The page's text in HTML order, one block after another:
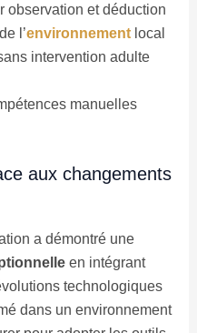
observation et déduction
l’environnementlocal
intervention adulte
manuelles
aux changements
a démontré une
en intégrant
technologiques
dans un environnement